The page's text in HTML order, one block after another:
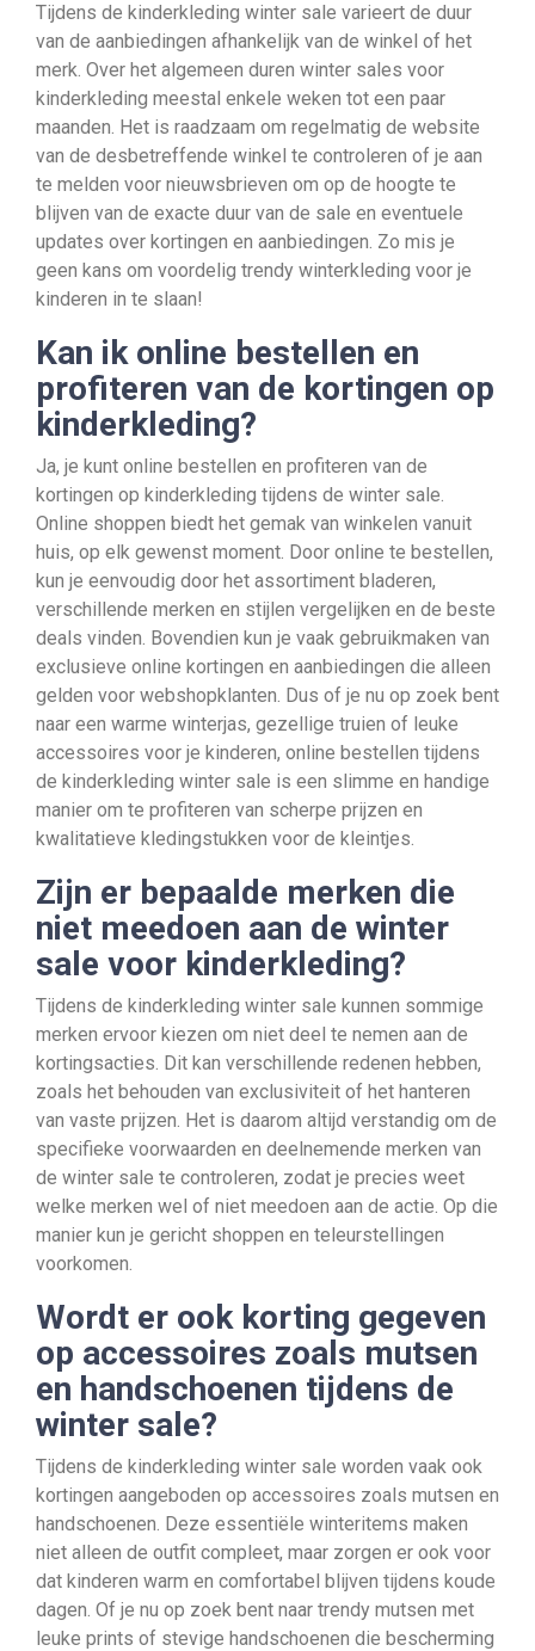
Tijdens de kinderkleding winter sale varieert de duur
van de aanbiedingen afhankelijk van de winkel of het
merk. Over het algemeen duren winter sales voor
kinderkleding meestal enkele weken tot een paar
maanden. Het is raadzaam om regelmatig de website
van de desbetreffende winkel te controleren of je aan
te melden voor nieuwsbrieven om op de hoogte te
blijven van de exacte duur van de sale en eventuele
updates over kortingen en aanbiedingen. Zo mis je
geen kans om voordelig trendy winterkleding voor je
kinderen in te slaan!
Kan ik online bestellen en
profiteren van de kortingen op
kinderkleding?
Ja, je kunt online bestellen en profiteren van de
kortingen op kinderkleding tijdens de winter sale.
Online shoppen biedt het gemak van winkelen vanuit
huis, op elk gewenst moment. Door online te bestellen,
kun je eenvoudig door het assortiment bladeren,
verschillende merken en stijlen vergelijken en de beste
deals vinden. Bovendien kun je vaak gebruikmaken van
exclusieve online kortingen en aanbiedingen die alleen
gelden voor webshopklanten. Dus of je nu op zoek bent
naar een warme winterjas, gezellige truien of leuke
accessoires voor je kinderen, online bestellen tijdens
de kinderkleding winter sale is een slimme en handige
manier om te profiteren van scherpe prijzen en
kwalitatieve kledingstukken voor de kleintjes.
Zijn er bepaalde merken die
niet meedoen aan de winter
sale voor kinderkleding?
Tijdens de kinderkleding winter sale kunnen sommige
merken ervoor kiezen om niet deel te nemen aan de
kortingsacties. Dit kan verschillende redenen hebben,
zoals het behouden van exclusiviteit of het hanteren
van vaste prijzen. Het is daarom altijd verstandig om de
specifieke voorwaarden en deelnemende merken van
de winter sale te controleren, zodat je precies weet
welke merken wel of niet meedoen aan de actie. Op die
manier kun je gericht shoppen en teleurstellingen
voorkomen.
Wordt er ook korting gegeven
op accessoires zoals mutsen
en handschoenen tijdens de
winter sale?
Tijdens de kinderkleding winter sale worden vaak ook
kortingen aangeboden op accessoires zoals mutsen en
handschoenen. Deze essentiële winteritems maken
niet alleen de outfit compleet, maar zorgen er ook voor
dat kinderen warm en comfortabel blijven tijdens koude
dagen. Of je nu op zoek bent naar trendy mutsen met
leuke prints of stevige handschoenen die bescherming